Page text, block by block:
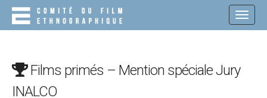
Films primés – Mention spéciale Jury
INALCO